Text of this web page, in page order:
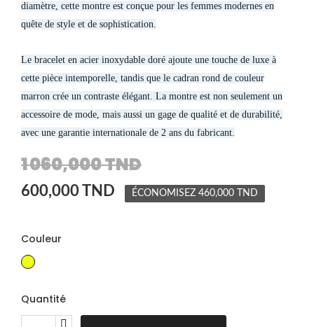
diamètre, cette montre est conçue pour les femmes modernes en
quête de style et de sophistication.
Le bracelet en acier inoxydable doré ajoute une touche de luxe à
cette pièce intemporelle, tandis que le cadran rond de couleur
marron crée un contraste élégant. La montre est non seulement un
accessoire de mode, mais aussi un gage de qualité et de durabilité,
avec une garantie internationale de 2 ans du fabricant.
1 060,000 TND
600,000 TND ÉCONOMISEZ 460,000 TND
Couleur
Gold
Quantité